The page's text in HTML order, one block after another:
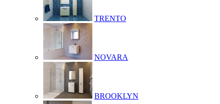
TRENTO
NOVARA
BROOKLYN